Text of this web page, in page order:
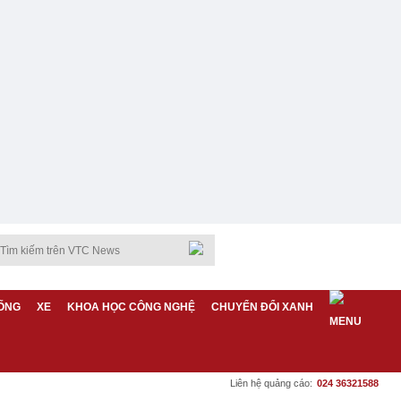
XE KHOA HỌC CÔNG NGHỆ CHUYỂN ĐỔI XANH
Liên hệ quảng cáo: 024 36321588